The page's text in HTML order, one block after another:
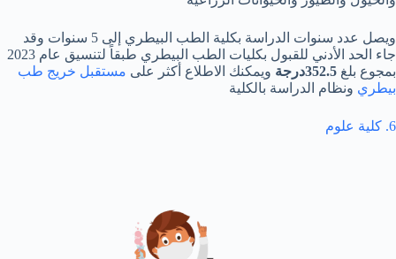
ويصل عدد سنوات الدراسة بكلية الطب البيطري إلى 5 سنوات وقد
جاء الحد الأدني للقبول بكليات الطب البيطري طبقاً لتنسيق عام 2023
بمجوع بلغ 352.5درجة ويمكنك الاطلاع أكثر على مستقبل خريج طب
بيطري ونظام الدراسة بالكلية
6. كلية علوم